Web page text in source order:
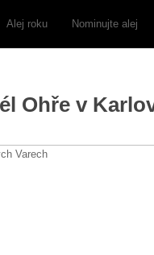
Alej roku Nominujte alej
Ohře v